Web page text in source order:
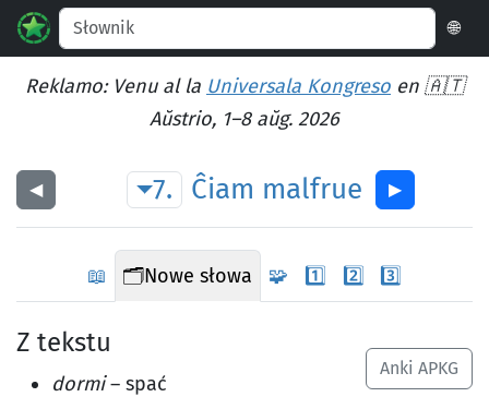
🌐
Reklamo: Venu al la Universala Kongreso en 🇦🇹
Aŭstrio, 1–8 aŭg. 2026
◀︎ 7. Ĉiam malfrue ▶︎
📖 🗂️Nowe słowa 🧩 1️⃣ 2️⃣ 3️⃣
Anki APKG
Z tekstu
dormi– spać